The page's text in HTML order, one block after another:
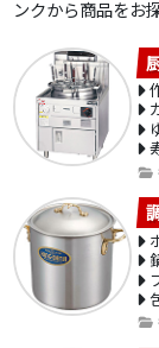
ンクから商品をお